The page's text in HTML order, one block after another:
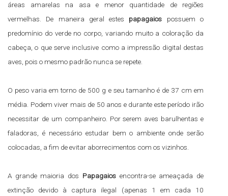
áreas amarelas na asa e menor quantidade de regiões
vermelhas. De maneira geral estes papagaios possuem o
predomínio do verde no corpo, variando muito a coloração da
cabeça, o que serve inclusive como a impressão digital destas
aves, pois o mesmo padrão nunca se repete.
O peso varia em torno de 500 g e seu tamanho é de 37 cm em
média. Podem viver mais de 50 anos e durante este período irão
necessitar de um companheiro. Por serem aves barulhentas e
faladoras, é necessário estudar bem o ambiente onde serão
colocadas, a fim de evitar aborrecimentos com os vizinhos.
A grande maioria dos Papagaiosencontra-se ameaçada de
extinção devido à captura ilegal (apenas 1 em cada 10